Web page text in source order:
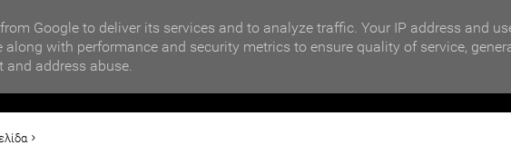
ΑΥΤΟΔΙΟΙΚΗΣΗ
Google to deliver its services and to analyze traffic. Your IP address and
along with performance and security metrics to ensure quality of service,
and address abuse.